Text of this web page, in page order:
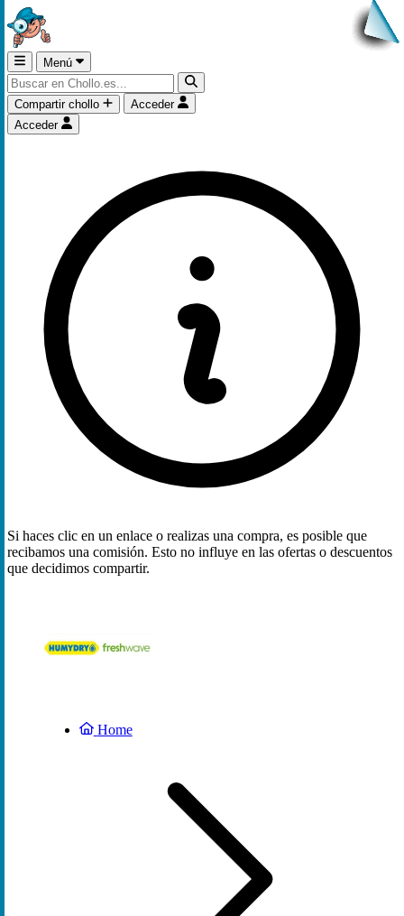
Menú
Compartir chollo
Acceder
Acceder
Si haces clic en un enlace o realizas una compra, es posible que
recibamos una comisión. Esto no influye en las ofertas o descuentos
que decidimos compartir.
Home